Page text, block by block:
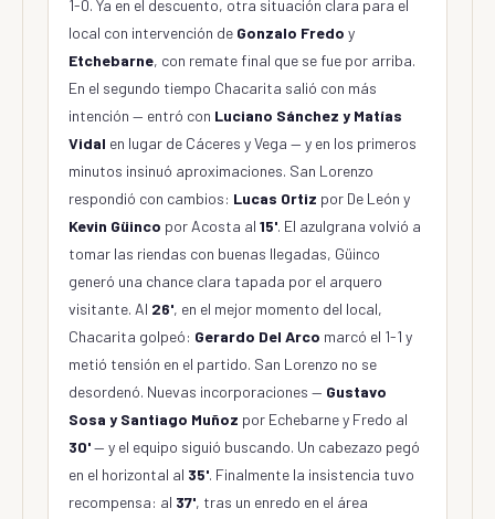
1-0. Ya en el descuento, otra situación clara para el
local con intervención de Gonzalo Fredo y
Etchebarne, con remate final que se fue por arriba.
En el segundo tiempo Chacarita salió con más
intención — entró con Luciano Sánchez y Matías
Vidal en lugar de Cáceres y Vega — y en los primeros
minutos insinuó aproximaciones. San Lorenzo
respondió con cambios: Lucas Ortiz por De León y
Kevin Güinco por Acosta al 15'. El azulgrana volvió a
tomar las riendas con buenas llegadas, Güinco
generó una chance clara tapada por el arquero
visitante. Al 26', en el mejor momento del local,
Chacarita golpeó: Gerardo Del Arco marcó el 1-1 y
metió tensión en el partido. San Lorenzo no se
desordenó. Nuevas incorporaciones — Gustavo
Sosa y Santiago Muñoz por Echebarne y Fredo al
30'— y el equipo siguió buscando. Un cabezazo pegó
en el horizontal al 35'. Finalmente la insistencia tuvo
recompensa: al 37', tras un enredo en el área